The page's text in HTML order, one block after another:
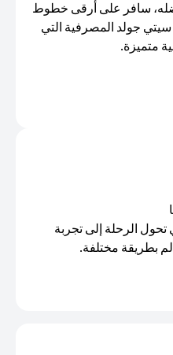
سافر على أرقى خطوط
جولد المصرفية التي
متميزة.
تحول الرحلة إلى تجربة
بطريقة مختلفة.